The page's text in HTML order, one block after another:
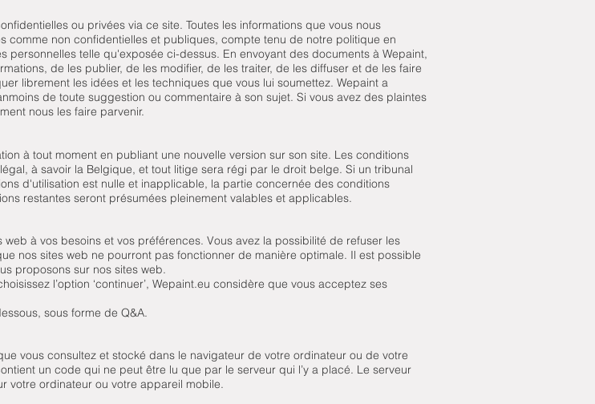
ou privées via ce site. Toutes les informations que vous nous
comme non confidentielles et publiques, compte tenu de notre politique en
telle qu'exposée ci-dessus. En envoyant des documents à Wepaint,
de les publier, de les modifier, de les traiter, de les diffuser et de les faire
librement les idées et les techniques que vous lui soumettez. Wepaint a
de toute suggestion ou commentaire à son sujet. Si vous avez des plaintes
nous les faire parvenir.
à tout moment en publiant une nouvelle version sur son site. Les conditions
à savoir la Belgique, et tout litige sera régi par le droit belge. Si un tribunal
d'utilisation est nulle et inapplicable, la partie concernée des conditions
restantes seront présumées pleinement valables et applicables.
à vos besoins et vos préférences. Vous avez la possibilité de refuser les
nos sites web ne pourront pas fonctionner de manière optimale. Il est possible
proposons sur nos sites web.
l’option ‘continuer’, Wepaint.eu considère que vous acceptez ses
sous forme de Q&A.
vous consultez et stocké dans le navigateur de votre ordinateur ou de votre
un code qui ne peut être lu que par le serveur qui l’y a placé. Le serveur
votre ordinateur ou votre appareil mobile.